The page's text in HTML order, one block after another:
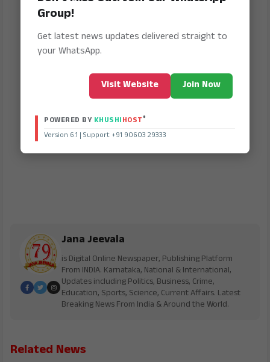
Jana Jeevala
is Digital Online Newspaper, Publishing Platform
From INDIA. Karnataka, National & International,
Updates including Politics, Business, Crime,
Education, Sports, Science, Current Affairs. Latest
Breaking News From India & Around the World.
Related News
Group!
Get latest news updates delivered straight to
your WhatsApp.
Visit Website Join Now
POWERED BY KHUSHIHOST®
Version 6.1 | Support +91 90603 29333